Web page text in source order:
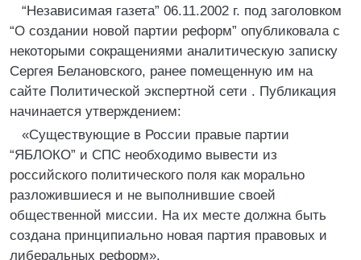
“Независимая газета” 06.11.2002 г. под заголовком
“О создании новой партии реформ” опубликовала с
некоторыми сокращениями аналитическую записку
Сергея Белановского, ранее помещенную им на
сайте Политической экспертной сети . Публикация
начинается утверждением:
«Существующие в России правые партии
“ЯБЛОКО” и СПС необходимо вывести из
российского политического поля как морально
разложившиеся и не выполнившие своей
общественной миссии. На их месте должна быть
создана принципиально новая партия правовых и
либеральных реформ».